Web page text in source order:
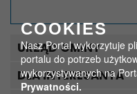
COOKIES
Nasz Portal wykorzytuje
portalu do potrzeb
wykorzystywanych na
Prywatności.
URZĄD GMINY
DLA INTERESANTA